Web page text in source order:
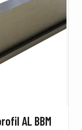
AL BBM